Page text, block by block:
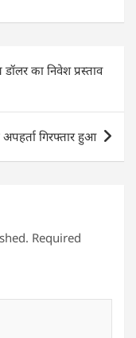
का निवेश प्रस्ताव
गिरफ्तार हुआ
Required